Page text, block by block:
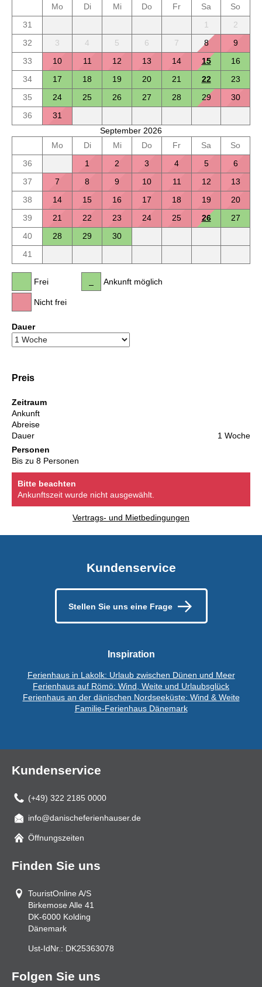
Mo
Di Mi Do Fr Sa
So
31
1
2
32
3 4 5 6 7 8
9
33
10 11 12 13 14 15
16
34
17 18 19 20 21 22
23
35
24 25 26 27 28 29
30
36
31
September 2026
Mo
Di Mi Do Fr Sa
So
36
1 2 3 4 5
6
37
7 8 9 10 11 12
13
38
14 15 16 17 18 19
20
39
21 22 23 24 25 26
27
40
28 29
30
41
Frei
Nicht frei
Ankunft möglich
Dauer
Preis
Zeitraum
Ankunft
Abreise
Dauer
1 Woche
Personen
Bis zu 8 Personen
Bitte beachten
Ankunftszeit wurde nicht ausgewählt.
Vertrags- und Mietbedingungen
Kundenservice
Stellen Sie uns eine Frage
Inspiration
Ferienhaus in Lakolk: Urlaub zwischen Dünen und Meer
Ferienhaus auf Römö: Wind, Weite und Urlaubsglück
Ferienhaus an der dänischen Nordseeküste: Wind & Weite
Familie-Ferienhaus Dänemark
Kundenservice
(+49) 322 2185 0000
Mail
info@danischeferienhauser.de
Öffnungszeiten
Finden Sie uns
TouristOnline A/S
Birkemose Alle 41
DK-6000 Kolding
Dänemark
Ust-IdNr.: DK25363078
Folgen Sie uns